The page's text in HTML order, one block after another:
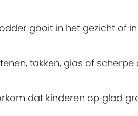
gooit in het gezicht of
takken, glas of scherpe
dat kinderen op glad